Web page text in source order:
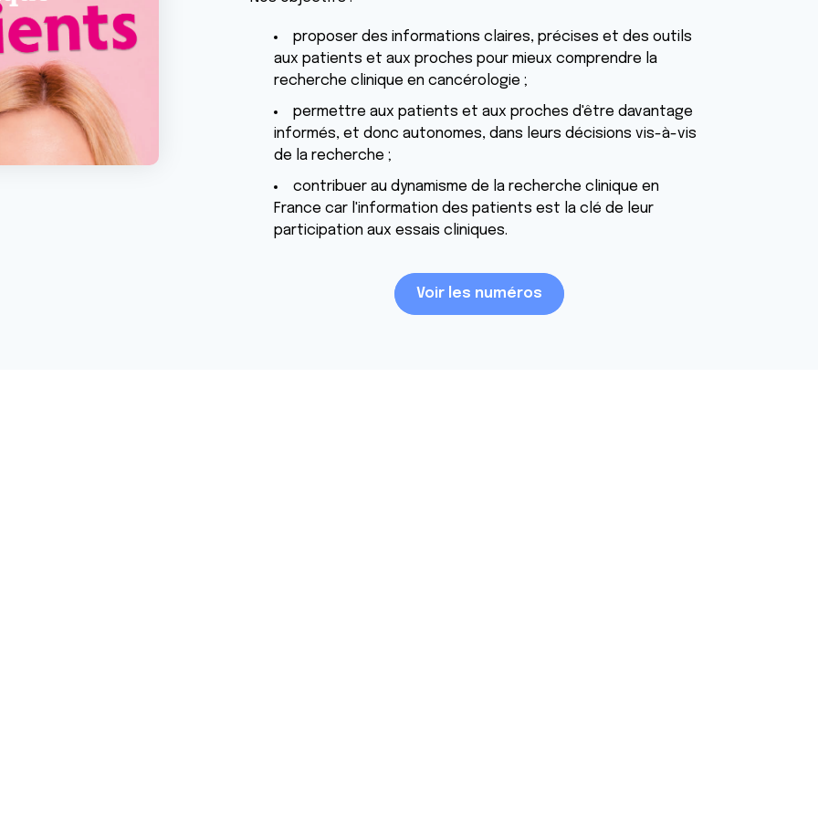
proposer des informations claires, précises et des outils
aux patients et aux proches pour mieux comprendre la
recherche clinique en cancérologie ;
permettre aux patients et aux proches d'être davantage
informés, et donc autonomes, dans leurs décisions vis-à-vis
de la recherche ;
contribuer au dynamisme de la recherche clinique en
France car l'information des patients est la clé de leur
participation aux essais cliniques.
Voir les numéros